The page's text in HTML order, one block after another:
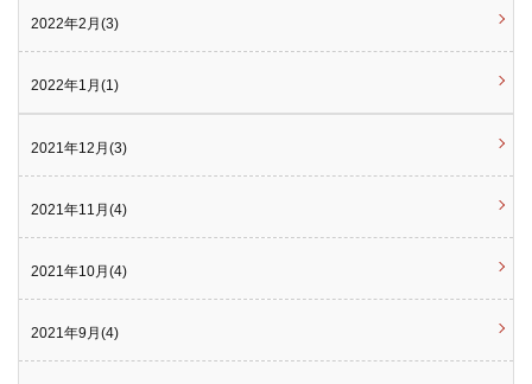
2022年2月(3)
2022年1月(1)
2021年12月(3)
2021年11月(4)
2021年10月(4)
2021年9月(4)